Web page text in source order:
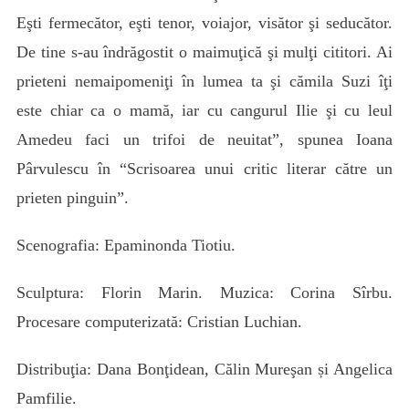
Eşti fermecător, eşti tenor, voiajor, visător şi seducător.
De tine s-au îndrăgostit o maimuţică şi mulţi cititori. Ai
prieteni nemaipomeniţi în lumea ta şi cămila Suzi îţi
este chiar ca o mamă, iar cu cangurul Ilie şi cu leul
Amedeu faci un trifoi de neuitat”, spunea Ioana
Pârvulescu în “Scrisoarea unui critic literar către un
prieten pinguin”.
Scenografia: Epaminonda Tiotiu.
Sculptura: Florin Marin. Muzica: Corina Sîrbu.
Procesare computerizată: Cristian Luchian.
Distribuţia: Dana Bonţidean, Călin Mureşan și Angelica
Pamfilie.